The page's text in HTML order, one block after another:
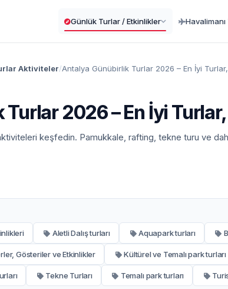
Günlük Turlar / Etkinlikler
Aktiviteler Antalya Günübirlik Turlar 2026 – En İyi
2026 – En İyi
keşfedin. Pamukkale, rafting, tekne turu ve
Aletli Dalış turları Aquapark turları
Gösteriler ve Etkinlikler Kültürel ve Temalı park turları
Tekne Turları Temalı park turları